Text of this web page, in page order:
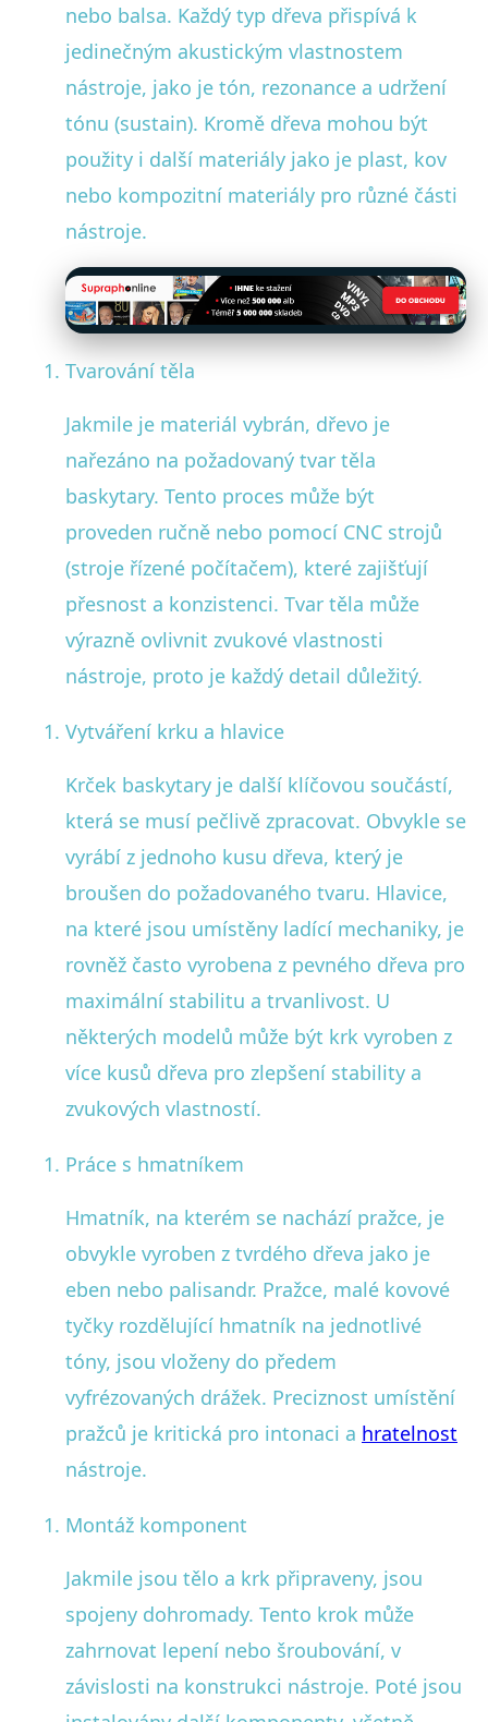
nebo balsa. Každý typ dřeva přispívá k
jedinečným akustickým vlastnostem
nástroje, jako je tón, rezonance a udržení
tónu (sustain). Kromě dřeva mohou být
použity i další materiály jako je plast, kov
nebo kompozitní materiály pro různé části
nástroje.
Tvarování těla
Jakmile je materiál vybrán, dřevo je
nařezáno na požadovaný tvar těla
baskytary. Tento proces může být
proveden ručně nebo pomocí CNC strojů
(stroje řízené počítačem), které zajišťují
přesnost a konzistenci. Tvar těla může
výrazně ovlivnit zvukové vlastnosti
nástroje, proto je každý detail důležitý.
Vytváření krku a hlavice
Krček baskytary je další klíčovou součástí,
která se musí pečlivě zpracovat. Obvykle se
vyrábí z jednoho kusu dřeva, který je
broušen do požadovaného tvaru. Hlavice,
na které jsou umístěny ladící mechaniky, je
rovněž často vyrobena z pevného dřeva pro
maximální stabilitu a trvanlivost. U
některých modelů může být krk vyroben z
více kusů dřeva pro zlepšení stability a
zvukových vlastností.
Práce s hmatníkem
Hmatník, na kterém se nachází pražce, je
obvykle vyroben z tvrdého dřeva jako je
eben nebo palisandr. Pražce, malé kovové
tyčky rozdělující hmatník na jednotlivé
tóny, jsou vloženy do předem
vyfrézovaných drážek. Preciznost umístění
pražců je kritická pro intonaci a hratelnost
nástroje.
Montáž komponent
Jakmile jsou tělo a krk připraveny, jsou
spojeny dohromady. Tento krok může
zahrnovat lepení nebo šroubování, v
závislosti na konstrukci nástroje. Poté jsou